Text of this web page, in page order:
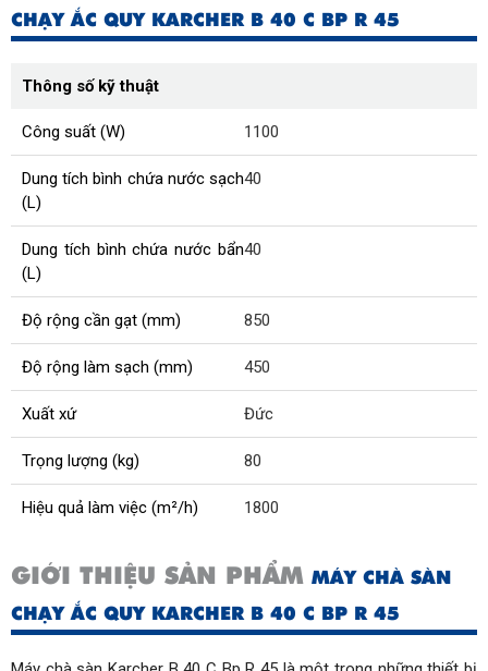
CHẠY ẮC QUY KARCHER B 40 C BP R 45
Thông số kỹ thuật
Công suất (W) 1100
Dung tích bình chứa nước sạch
(L)
40
Dung tích bình chứa nước bẩn
(L)
40
Độ rộng cần gạt (mm) 850
Độ rộng làm sạch (mm) 450
Xuất xứ Đức
Trọng lượng (kg) 80
Hiệu quả làm việc (m²/h) 1800
Bảo hành (tháng) 12
GIỚI THIỆU SẢN PHẨM MÁY CHÀ SÀN
CHẠY ẮC QUY KARCHER B 40 C BP R 45